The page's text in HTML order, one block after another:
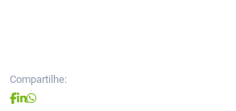
Compartilhe: